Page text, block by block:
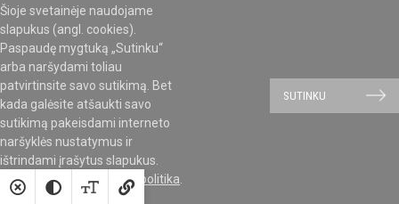
Šioje svetainėje naudojame
slapukus (angl. cookies).
Paspaudę mygtuką „Sutinku“
arba naršydami toliau
patvirtinsite savo sutikimą. Bet
kada galėsite atšaukti savo
sutikimą pakeisdami interneto
naršyklės nustatymus ir
ištrindami įrašytus slapukus.
Susipažinkite suslapukų politika
SUTINKU
SVETAINESMOKYKLOMS.LT